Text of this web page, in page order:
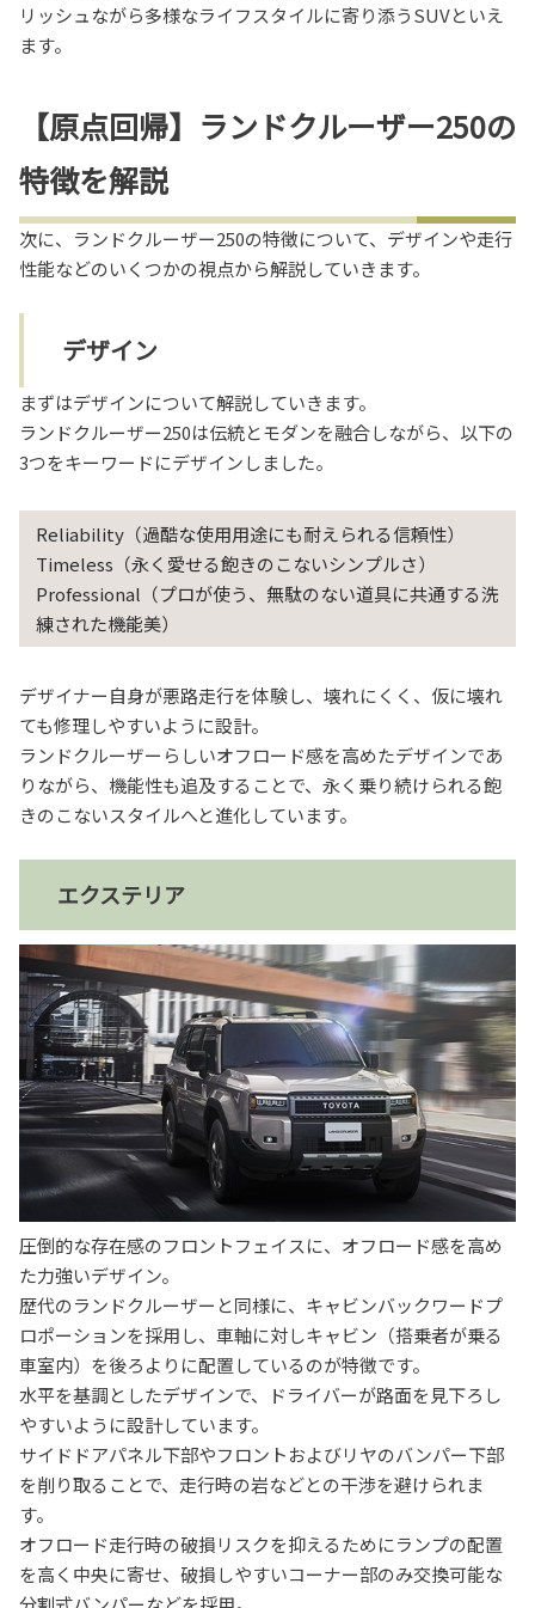
リッシュながら多様なライフスタイルに寄り添うSUVといえ
ます。
【原点回帰】ランドクルーザー250の
特徴を解説
次に、ランドクルーザー250の特徴について、デザインや走行
性能などのいくつかの視点から解説していきます。
デザイン
まずはデザインについて解説していきます。
ランドクルーザー250は伝統とモダンを融合しながら、以下の
3つをキーワードにデザインしました。
Reliability（過酷な使用用途にも耐えられる信頼性）
Timeless（永く愛せる飽きのこないシンプルさ）
Professional（プロが使う、無駄のない道具に共通する洗
練された機能美）
デザイナー自身が悪路走行を体験し、壊れにくく、仮に壊れ
ても修理しやすいように設計。
ランドクルーザーらしいオフロード感を高めたデザインであ
りながら、機能性も追及することで、永く乗り続けられる飽
きのこないスタイルへと進化しています。
エクステリア
圧倒的な存在感のフロントフェイスに、オフロード感を高め
た力強いデザイン。
歴代のランドクルーザーと同様に、キャビンバックワードプ
ロポーションを採用し、車軸に対しキャビン（搭乗者が乗る
車室内）を後ろよりに配置しているのが特徴です。
水平を基調としたデザインで、ドライバーが路面を見下ろし
やすいように設計しています。
サイドドアパネル下部やフロントおよびリヤのバンパー下部
を削り取ることで、走行時の岩などとの干渉を避けられま
す。
オフロード走行時の破損リスクを抑えるためにランプの配置
を高く中央に寄せ、破損しやすいコーナー部のみ交換可能な